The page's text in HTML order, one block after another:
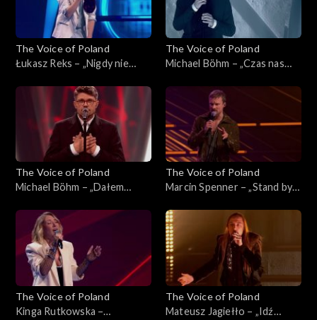
The Voice of Poland
Łukasz Reks – „Nigdy nie
Poland”, Live 3, 22 listopada
The Voice of Poland
Michael Böhm – „Czas nas
Poland”, Live 3, 22 listopada
2025
The Voice of Poland
Michael Böhm – „Dałem
Poland”, Live 3, 22 listopada
2025
The Voice of Poland
Marcin Spenner – „Stand by
Poland”, Live 2, 15 listopada
2025
The Voice of Poland
Kinga Rutkowska –
The Voice of Poland
Mateusz Jagiełło – „Idź